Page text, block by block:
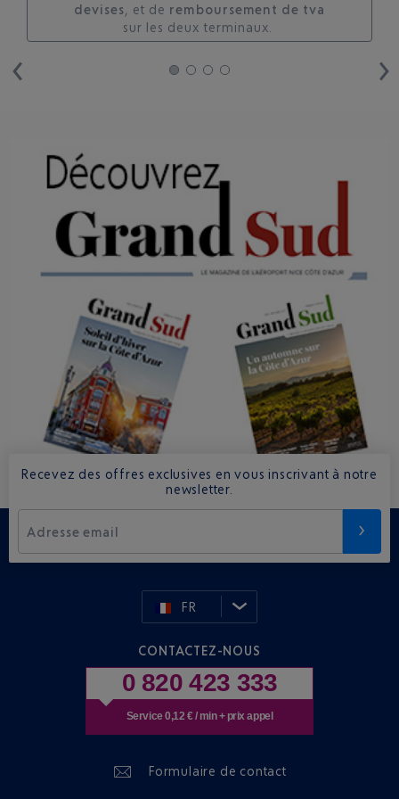
devises , et de remboursement de tva
sur les deux terminaux. ​
Recevez des offres exclusives en vous inscrivant à notre
newsletter.
Adresse email
FR
CONTACTEZ-NOUS
0 820 423 333
Service 0,12 € / min + prix appel
Formulaire de contact